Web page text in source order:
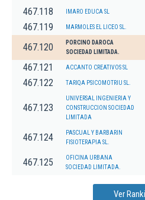
467.118 IMARO EDUCA SL
467.119 MARMOLES EL LICEO SL.
467.120
PORCINO DAROCA
SOCIEDAD LIMITADA.
467.121 ACCANTO CREATIVOS SL
467.122 TARIQA PSICOMOTRIU SL.
467.123
UNIVERSAL INGENIERIA Y
CONSTRUCCION SOCIEDAD
LIMITADA
467.124
PASCUAL Y BARBARIN
FISIOTERAPIA SL.
467.125
OFICINA URBANA
SOCIEDAD LIMITADA.
Ver